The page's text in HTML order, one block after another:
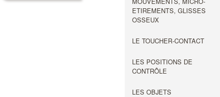
ETIREMENTS, GLISSES
OSSEUX
LE TOUCHER-CONTACT
LES POSITIONS DE
CONTRÔLE
LES OBJETS